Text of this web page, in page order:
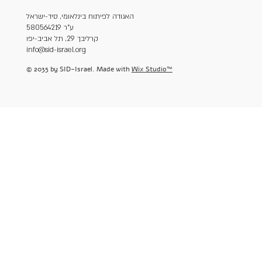
האגודה לפיתוח בינלאומי, סיד-ישראל
ע"ר 580564219
קרליבך 29, תל אביב-יפו
info@sid-israel.org
© 2035 by SID-Israel. Made with Wix Studio™